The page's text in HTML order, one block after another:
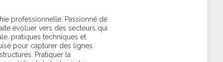
professionnelle. Passionné de
évoluer vers des secteurs qui
pratiques techniques et
pour capturer des lignes
Pratiquer la